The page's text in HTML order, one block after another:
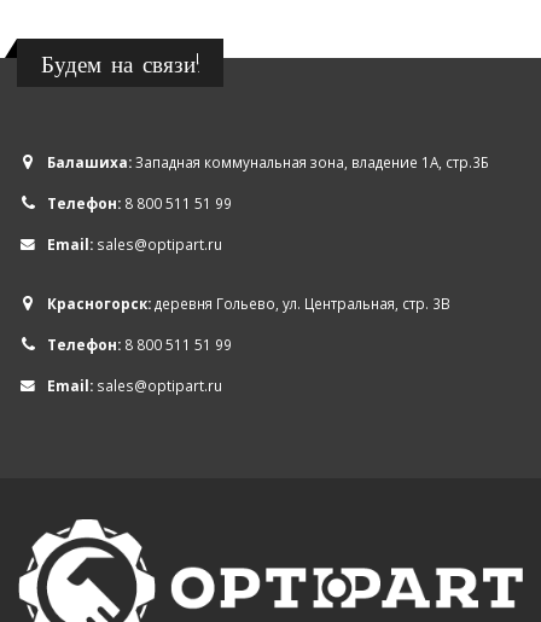
Будем на связи!
Балашиха:Западная коммунальная зона, владение 1А, стр.3Б
Телефон: 8 800 511 51 99
Email: sales@optipart.ru
Красногорск:деревня Гольево, ул. Центральная, стр. 3В
Телефон: 8 800 511 51 99
Email: sales@optipart.ru